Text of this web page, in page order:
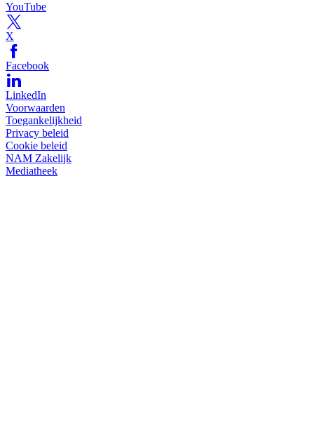
YouTube
X
Facebook
LinkedIn
Voorwaarden
Toegankelijkheid
Privacy beleid
Cookie beleid
NAM Zakelijk
Mediatheek